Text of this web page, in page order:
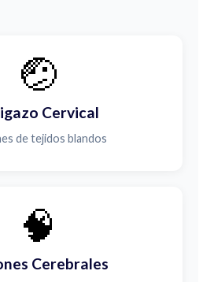
🤕
Cervical
de tejidos blandos
🧠
Cerebrales